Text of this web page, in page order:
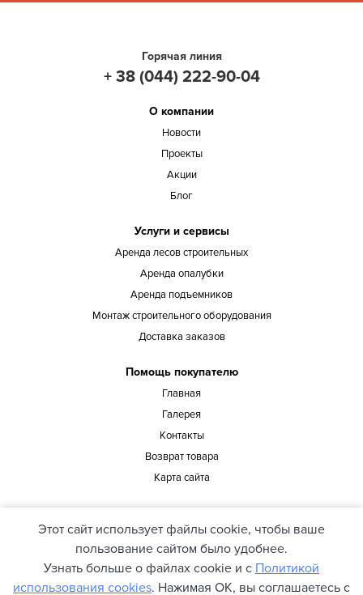
Этот сайт использует файлы cookie, чтобы ваше
пользование сайтом было удобнее.
Узнать больше о файлах cookie и с Политикой
использования cookies. Нажимая ОК, вы соглашаетесь с
Горячая линия
+ 38 (044) 222-90-04
О компании
Новости
Проекты
Акции
Блог
Услуги и сервисы
Аренда лесов строительных
Аренда опалубки
Аренда подъемников
Монтаж строительного оборудования
Доставка заказов
Помощь покупателю
Главная
Галерея
Контакты
Возврат товара
Карта сайта
офис 8-9, ул. Василия Тютюнника 40, Киев, Украина